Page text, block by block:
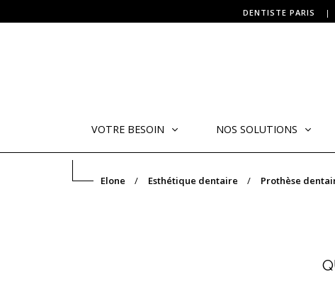
DENTISTE PARIS |
VOTRE BESOIN NOS SOLUTIONS
Elone Esthétique dentaire Prothèse